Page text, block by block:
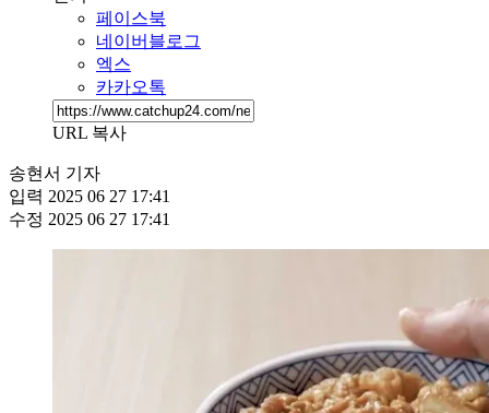
페이스북
네이버블로그
엑스
카카오톡
URL 복사
송현서 기자
입력 2025 06 27 17:41
수정 2025 06 27 17:41